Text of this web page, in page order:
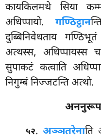
कायकिलमथे सिया
अधिप्पायो.गण्ठिट्ठान
दुब्बिनिवेधताय
अत्थस्स, अधिप्पायस्स च
सुपाकटं कत्वाति
निगुम्बं निज्जटन्ति अत्थो.
५२.अञ्ञतरेनाति